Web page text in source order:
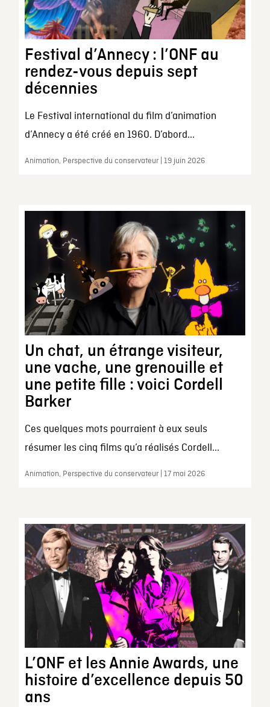
Festival d’Annecy : l’ONF au
rendez-vous depuis sept
décennies
Le Festival international du film d’animation
d’Annecy a été créé en 1960. D’abord...
Animation, Perspective du conservateur | 19 juin 2026
Un chat, un étrange visiteur,
une vache, une grenouille et
une petite fille : voici Cordell
Barker
Ces quelques mots pourraient à eux seuls
résumer les cinq films qu’a réalisés Cordell...
Animation, Perspective du conservateur | 17 mai 2026
L’ONF et les Annie Awards, une
histoire d’excellence depuis 50
ans